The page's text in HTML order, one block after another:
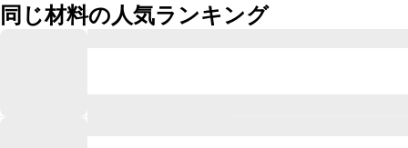
同じ材料の人気ランキング